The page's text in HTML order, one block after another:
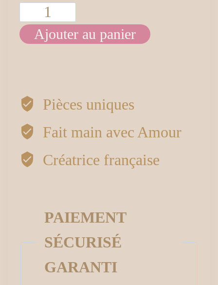
quantité
de
Sillage
Ajouter au panier
Pièces uniques
Fait main avec Amour
Créatrice française
PAIEMENT
SÉCURISÉ
GARANTI